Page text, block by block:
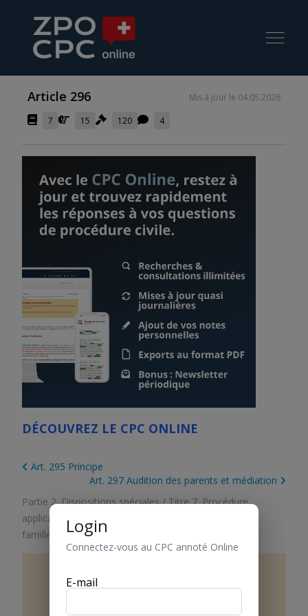
Article 296
Mis à jour le 04.05.2026
7
15 120 4
DÉCOUVREZ LE CPC ONLINE
Art. 295 Principe
Art. 297 Audition des parents et médiation
Partie 2. Dispositions spéciales/Titre 7. Procédure
applicable aux enfants dans les affaires de droit de la
famille
Chapitre 1. Dispositions générales
Art.296 Maxime inquisitoire et
maxime d’office
Login
Connectez-vous au CPC annoté Online
E-mail